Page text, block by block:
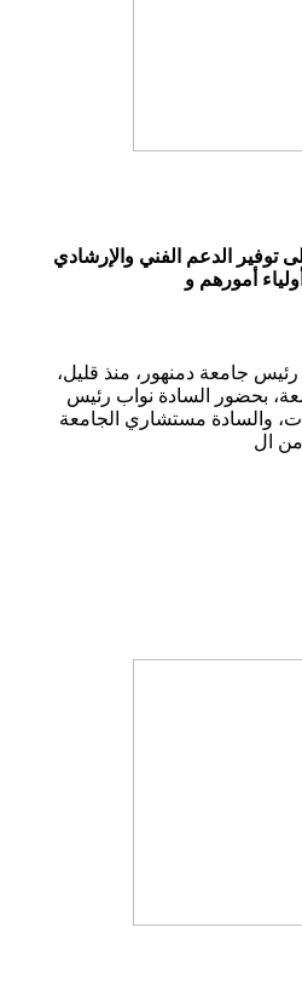
الدعم الفني والإرشادي
أمورهم و
جامعة دمنهور، منذ قليل،
بحضور السادة نواب رئيس
والسادة مستشاري الجامعة
من ال